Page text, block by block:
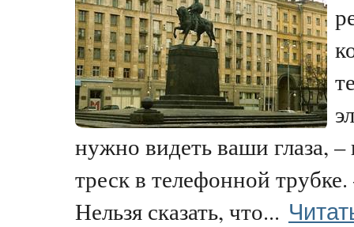
нужно видеть ваши глаза, –
треск в телефонной
Нельзя сказать, что...